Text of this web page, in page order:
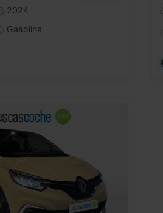
2024
Gasolina